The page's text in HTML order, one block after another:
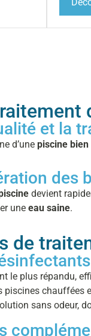
et la
d’une piscine
des
devient
une eau saine.
de
le plus répandu,
piscines chauffées
sans odeur,